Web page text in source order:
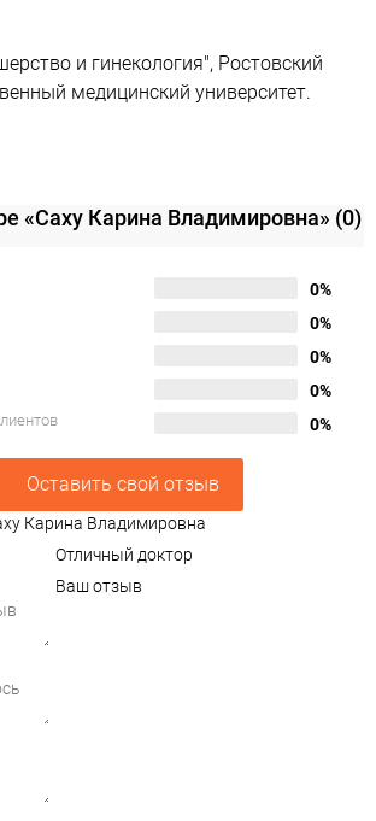
и гинекология", Ростовский
медицинский университет.
«Саху Карина Владимировна» (0)
0%
0%
0%
0%
0%
Оставить свой отзыв
Карина Владимировна
Отличный доктор
Ваш отзыв